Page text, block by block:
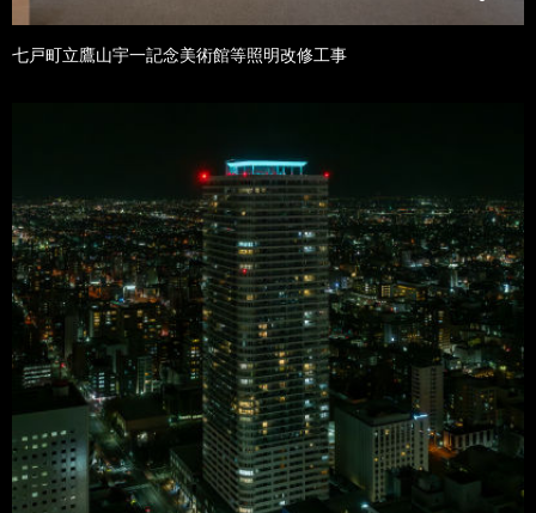
七戸町立鷹山宇一記念美術館等照明改修工事